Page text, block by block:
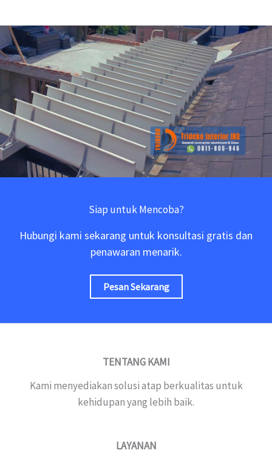
Siap untuk Mencoba?
Hubungi kami sekarang untuk konsultasi gratis dan
penawaran menarik.
Pesan Sekarang
TENTANG KAMI
Kami menyediakan solusi atap berkualitas untuk
kehidupan yang lebih baik.
LAYANAN